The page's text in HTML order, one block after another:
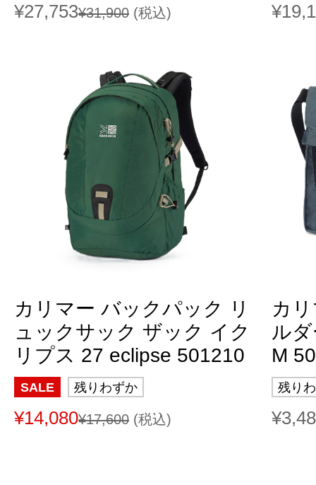
¥27,753¥31,900 (税込)
カリマー バックパック リ
ュックサック ザック イク
リプス 27 eclipse 501210
SALE 残りわずか
¥14,080¥17,600 (税込)
カ
ル
M
残り